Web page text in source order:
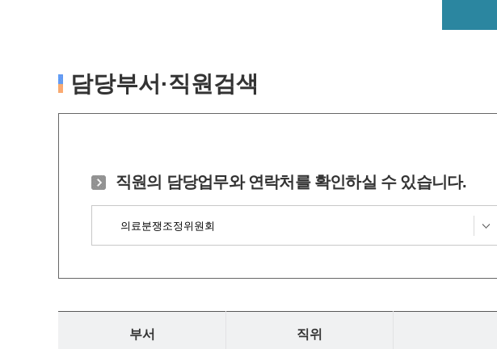
담당부서·직원검색
직원의 담당업무와 연락처를 확인하실 수 있습니다.
부서 직위